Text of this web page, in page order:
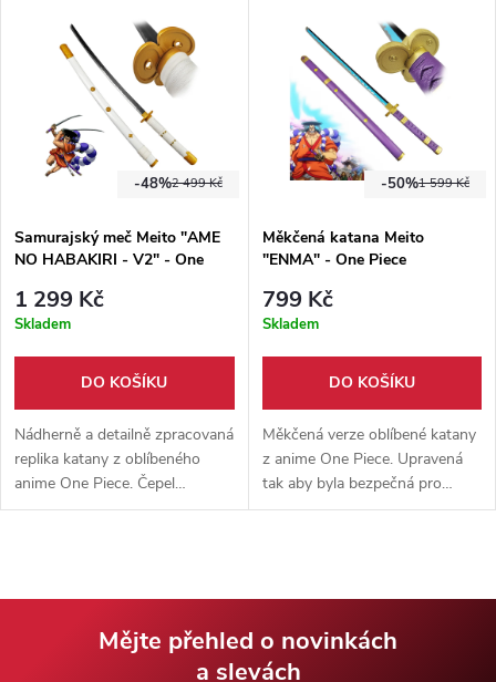
doplněk ke cosplayi.
2 499 Kč
-48%
Samurajský meč Meito "AME
NO HABAKIRI - V2" - One
1 299 Kč
Skladem
DO KOŠÍKU
Nádherně a detailně zpracovaná
replika katany z oblíbeného
anime One Piece. Čepel
vyrobena z pevné uhlíkové oceli
1 599 Kč
-50%
Měkčená katana Meito
"ENMA" - One Piece
799 Kč
Skladem
DO KOŠÍKU
Měkčená verze oblíbené katany
z anime One Piece. Upravená
tak aby byla bezpečná pro
cosplay. Pevné plastové
Mějte přehled o novinkách
a slevách